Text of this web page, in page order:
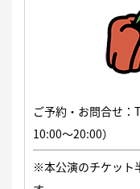
ご予約・お問合せ
10:00〜20:00）
※本公演のチケット